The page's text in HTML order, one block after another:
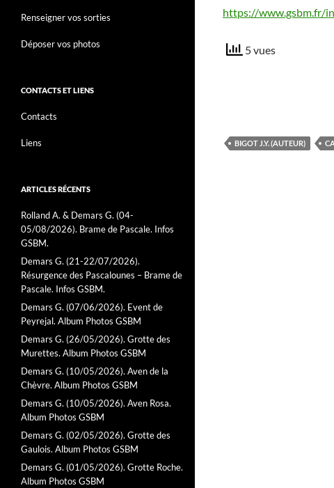
https://www.gsbm.fr/
5 vues
BIGOT J.Y. (AUTEUR)
Renseigner vos sorties
Déposer vos photos
CONTACTS ET LIENS
Contacts
Liens
ARTICLES RÉCENTS
Rolland A. & Demars G. (04-
05/08/2026). Brame de Pascale. Infos
GSBM.
Demars G. (21-22/07/2026).
Résurgence des Pascalounes – Brame de
Pascale. Infos GSBM.
Demars G. (07/06/2026). Event de
Peyrejal. Album Photos GSBM
Demars G. (26/05/2026). Grotte des
Murettes. Album Photos GSBM
Demars G. (10/05/2026). Aven de la
Chèvre. Album Photos GSBM
Demars G. (10/05/2026). Aven Rosa.
Album Photos GSBM
Demars G. (02/05/2026). Grotte des
Gaulois. Album Photos GSBM
Demars G. (01/05/2026). Grotte Roche.
Album Photos GSBM